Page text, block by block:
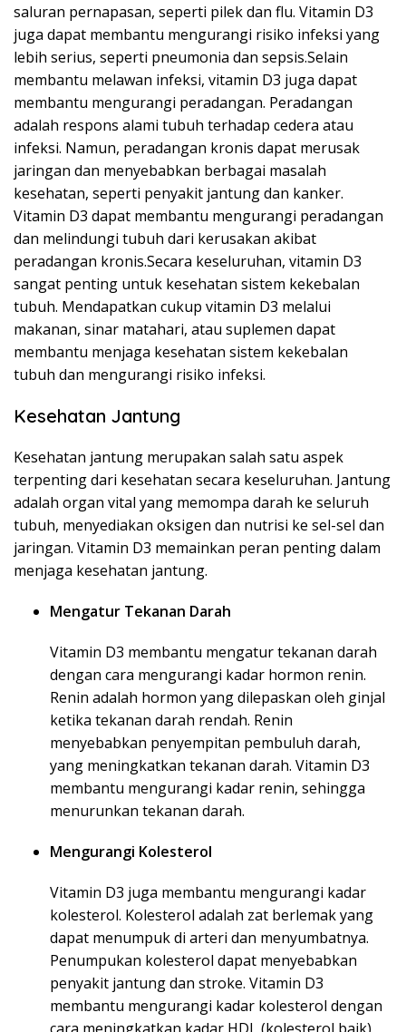
saluran pernapasan, seperti pilek dan flu. Vitamin D3
juga dapat membantu mengurangi risiko infeksi yang
lebih serius, seperti pneumonia dan sepsis.Selain
membantu melawan infeksi, vitamin D3 juga dapat
membantu mengurangi peradangan. Peradangan
adalah respons alami tubuh terhadap cedera atau
infeksi. Namun, peradangan kronis dapat merusak
jaringan dan menyebabkan berbagai masalah
kesehatan, seperti penyakit jantung dan kanker.
Vitamin D3 dapat membantu mengurangi peradangan
dan melindungi tubuh dari kerusakan akibat
peradangan kronis.Secara keseluruhan, vitamin D3
sangat penting untuk kesehatan sistem kekebalan
tubuh. Mendapatkan cukup vitamin D3 melalui
makanan, sinar matahari, atau suplemen dapat
membantu menjaga kesehatan sistem kekebalan
tubuh dan mengurangi risiko infeksi.
Kesehatan Jantung
Kesehatan jantung merupakan salah satu aspek
terpenting dari kesehatan secara keseluruhan. Jantung
adalah organ vital yang memompa darah ke seluruh
tubuh, menyediakan oksigen dan nutrisi ke sel-sel dan
jaringan. Vitamin D3 memainkan peran penting dalam
menjaga kesehatan jantung.
Mengatur Tekanan Darah
Vitamin D3 membantu mengatur tekanan darah
dengan cara mengurangi kadar hormon renin.
Renin adalah hormon yang dilepaskan oleh ginjal
ketika tekanan darah rendah. Renin
menyebabkan penyempitan pembuluh darah,
yang meningkatkan tekanan darah. Vitamin D3
membantu mengurangi kadar renin, sehingga
menurunkan tekanan darah.
Mengurangi Kolesterol
Vitamin D3 juga membantu mengurangi kadar
kolesterol. Kolesterol adalah zat berlemak yang
dapat menumpuk di arteri dan menyumbatnya.
Penumpukan kolesterol dapat menyebabkan
penyakit jantung dan stroke. Vitamin D3
membantu mengurangi kadar kolesterol dengan